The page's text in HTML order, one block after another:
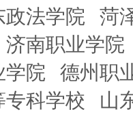
政法学院
菏
济南职业学院
学院
德州职
专科学校
山